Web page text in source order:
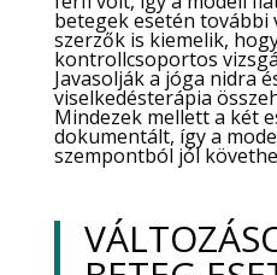
betegek esetén további
szerzők is kiemelik,
kontrollcsoportos
Javasolják a jóga nidra
viselkedésterápia
Mindezek mellett a két
dokumentált, így a
szempontból jól